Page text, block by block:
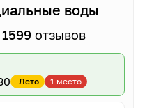
воды
1599 отзывов
Лето 1 место